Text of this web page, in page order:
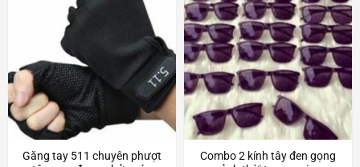
Găng tay 511 chuyên phượt
Combo 2 kính tây đen gọng